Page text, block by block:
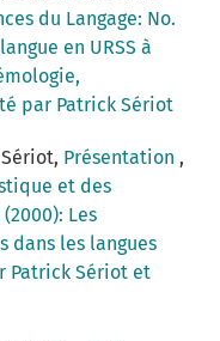
du Langage: No.
en URSS à
par Patrick Sériot
Présentation ,
et des
Les
dans les langues
Patrick Sériot et